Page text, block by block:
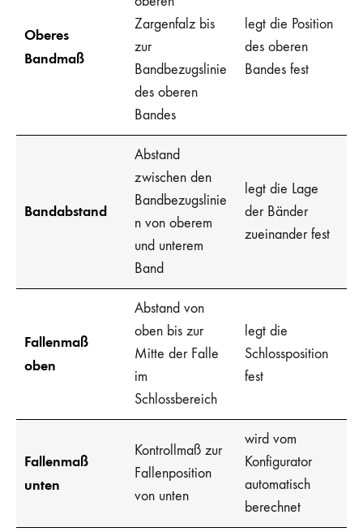
Oberes
Bandmaß
Zargenfalz bis
zur
Bandbezugslinie
des oberen
Bandes
legt die Position
des oberen
Bandes fest
Bandabstand
Abstand
zwischen den
Bandbezugslinie
n von oberem
und unterem
Band
legt die Lage
der Bänder
zueinander fest
Fallenmaß
oben
Abstand von
oben bis zur
Mitte der Falle
im
Schlossbereich
legt die
Schlossposition
fest
Fallenmaß
unten
Kontrollmaß zur
Fallenposition
von unten
wird vom
Konfigurator
automatisch
berechnet